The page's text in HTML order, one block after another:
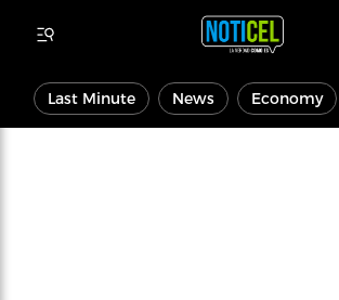
Last Minute News Economy